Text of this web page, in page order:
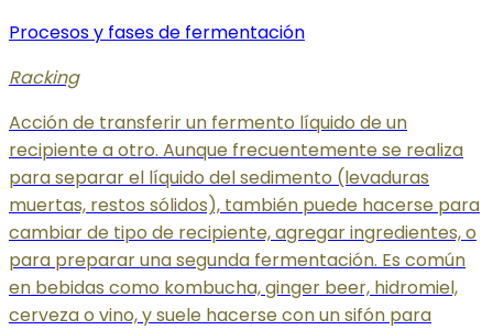
Procesos y fases de fermentación
Racking
Acción de transferir un fermento líquido de un
recipiente a otro. Aunque frecuentemente se realiza
para separar el líquido del sedimento (levaduras
muertas, restos sólidos), también puede hacerse para
cambiar de tipo de recipiente, agregar ingredientes, o
para preparar una segunda fermentación. Es común
en bebidas como kombucha, ginger beer, hidromiel,
cerveza o vino, y suele hacerse con un sifón para